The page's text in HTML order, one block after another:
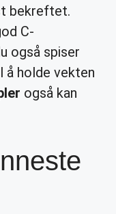
bekreftet.
C-
også spiser
å holde vekten
også kan